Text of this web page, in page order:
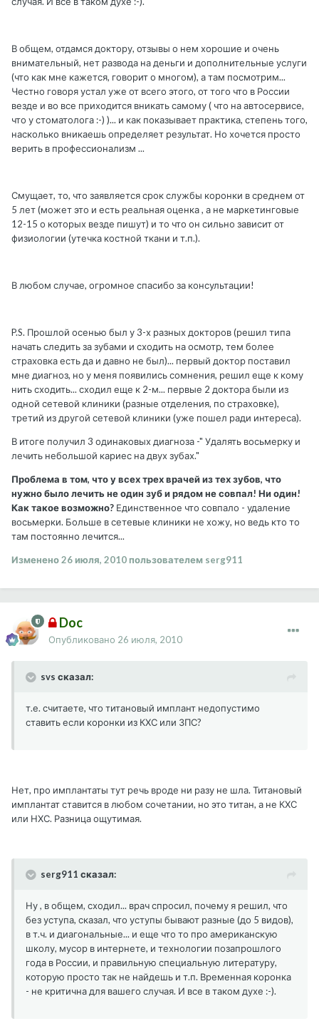
В общем, отдамся доктору, отзывы о нем хорошие и очень
внимательный, нет развода на деньги и дополнительные услуги
(что как мне кажется, говорит о многом), а там посмотрим...
Честно говоря устал уже от всего этого, от того что в России
везде и во все приходится вникать самому ( что на автосервисе,
что у стоматолога :-) )... и как показывает практика, степень того,
насколько вникаешь определяет результат. Но хочется просто
верить в профессионализм ...
Смущает, то, что заявляется срок службы коронки в среднем от
5 лет (может это и есть реальная оценка , а не маркетинговые
12-15 о которых везде пишут) и то что он сильно зависит от
физиологии (утечка костной ткани и т.п.).
В любом случае, огромное спасибо за консультации!
P.S. Прошлой осенью был у 3-х разных докторов (решил типа
начать следить за зубами и сходить на осмотр, тем более
страховка есть да и давно не был)... первый доктор поставил
мне диагноз, но у меня появились сомнения, решил еще к кому
нить сходить... сходил еще к 2-м... первые 2 доктора были из
одной сетевой клиники (разные отделения, по страховке),
третий из другой сетевой клиники (уже пошел ради интереса).
В итоге получил 3 одинаковых диагноза -" Удалять восьмерку и
лечить небольшой кариес на двух зубах."
Проблема в том, что у всех трех врачей из тех зубов, что
нужно было лечить не один зуб и рядом не совпал! Ни один!
Как такое возможно? Единственное что совпало - удаление
восьмерки. Больше в сетевые клиники не хожу, но ведь кто то
там постоянно лечится...
Изменено26 июля, 2010пользователем serg911
Doc
Опубликовано 26 июля, 2010
svs сказал:
т.е. считаете, что титановый имплант недопустимо
ставить если коронки из КХС или ЗПС?
Нет, про имплантаты тут речь вроде ни разу не шла. Титановый
имплантат ставится в любом сочетании, но это титан, а не КХС
или НХС. Разница ощутимая.
serg911 сказал:
Ну , в общем, сходил... врач спросил, почему я решил, что
без уступа, сказал, что уступы бывают разные (до 5 видов),
в т.ч. и диагональные... и еще что то про американскую
школу, мусор в интернете, и технологии позапрошлого
года в России, и правильную специальную литературу,
которую просто так не найдешь и т.п. Временная коронка
- не критична для вашего случая. И все в таком духе :-).